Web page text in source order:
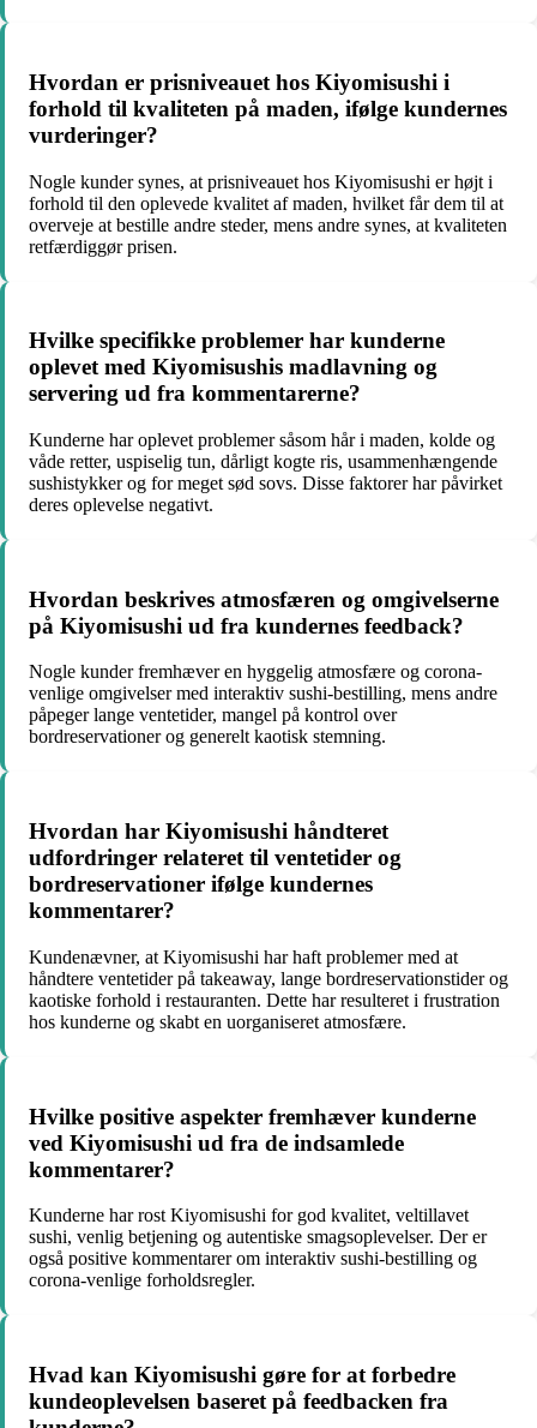
Hvordan er prisniveauet hos Kiyomisushi i
forhold til kvaliteten på maden, ifølge kundernes
vurderinger?
Nogle kunder synes, at prisniveauet hos Kiyomisushi er højt i
forhold til den oplevede kvalitet af maden, hvilket får dem til at
overveje at bestille andre steder, mens andre synes, at kvaliteten
retfærdiggør prisen.
Hvilke specifikke problemer har kunderne
oplevet med Kiyomisushis madlavning og
servering ud fra kommentarerne?
Kunderne har oplevet problemer såsom hår i maden, kolde og
våde retter, uspiselig tun, dårligt kogte ris, usammenhængende
sushistykker og for meget sød sovs. Disse faktorer har påvirket
deres oplevelse negativt.
Hvordan beskrives atmosfæren og omgivelserne
på Kiyomisushi ud fra kundernes feedback?
Nogle kunder fremhæver en hyggelig atmosfære og corona-
venlige omgivelser med interaktiv sushi-bestilling, mens andre
påpeger lange ventetider, mangel på kontrol over
bordreservationer og generelt kaotisk stemning.
Hvordan har Kiyomisushi håndteret
udfordringer relateret til ventetider og
bordreservationer ifølge kundernes
kommentarer?
Kundenævner, at Kiyomisushi har haft problemer med at
håndtere ventetider på takeaway, lange bordreservationstider og
kaotiske forhold i restauranten. Dette har resulteret i frustration
hos kunderne og skabt en uorganiseret atmosfære.
Hvilke positive aspekter fremhæver kunderne
ved Kiyomisushi ud fra de indsamlede
kommentarer?
Kunderne har rost Kiyomisushi for god kvalitet, veltillavet
sushi, venlig betjening og autentiske smagsoplevelser. Der er
også positive kommentarer om interaktiv sushi-bestilling og
corona-venlige forholdsregler.
Hvad kan Kiyomisushi gøre for at forbedre
kundeoplevelsen baseret på feedbacken fra